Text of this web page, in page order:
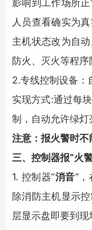
影响到工作场所
人员查看确实为
主机状态改为自
防火、灭火等程序
2.专线控制设备：
实现方式:通过每
制，自动允许绿灯
注意：报火警时不
三、控制器报“火
1. 控制器“消音”
除消防主机显示
层显示盘即要到现